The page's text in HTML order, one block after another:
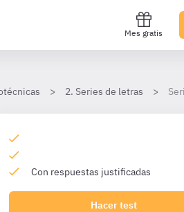
Mes gratis
2. Series de letras
Con respuestas justificadas
Hacer test